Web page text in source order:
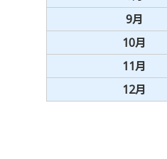
9月
10月
11月
12月